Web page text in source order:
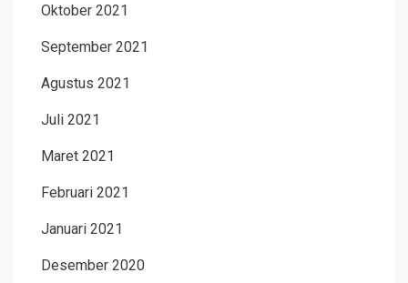
Oktober 2021
September 2021
Agustus 2021
Juli 2021
Maret 2021
Februari 2021
Januari 2021
Desember 2020